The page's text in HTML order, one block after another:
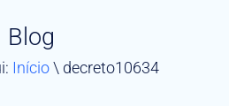
Blog
Início\ decreto10634